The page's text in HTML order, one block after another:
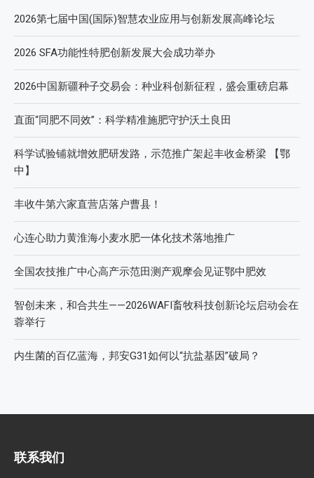
2026第七届中国(国际)智慧农业应用与创新发展高峰论坛
2026 SFA功能性特肥创新发展大会成功举办
2026中国新疆种子交易会：种业科创新征程，盛会重磅启幕
直面“同肥不同效”：科学精准施肥守护沃土良田
科学试验铺就增效肥研发路，示范推广架起丰收金桥梁 【鄂
中】
丰收牛第六家直营店落户曹县！
心连心助力黄淮海小麦水肥一体化技术落地推广
全国农技推广中心高产示范田测产观摩会见证鄂中肥效
智创未来，和合共生——2026WAFI畜牧科技创新论坛启动会在
蓉举行
内生菌的百亿蓝海，邦安G31如何以“抗盐基因”破局？
联系我们